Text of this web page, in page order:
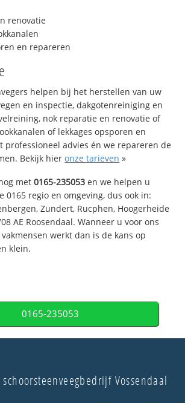
renovatie
en repareren
helpen bij het herstellen van uw
en inspectie, dakgotenreiniging en
nok reparatie en renovatie of
of lekkages opsporen en
professioneel advies én we repareren de
Bekijk hieronze tarieven »
met0165-235053 en we helpen u
0165 regio en omgeving, dus ook in:
Zundert, Rucphen, Hoogerheide
AE Roosendaal. Wanneer u voor ons
werkt dan is de kans op
klein.
0165-235053
Vossendaal